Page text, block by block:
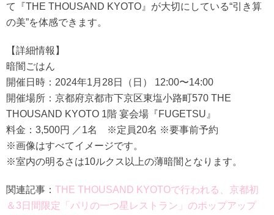
て『THE THOUSAND KYOTO』が大切にしている“引き算
の美”を体感できます。
【詳細情報】
暗闇ごはん
開催日時：2024年1月28日（日） 12:00〜14:00
開催場所：京都府京都市下京区東塩小路町570 THE
THOUSAND KYOTO 1階 宴会場『FUGETSU』
料金：3,500円 ／1名 ※定員20名 ※要事前予約
※画像はすべてイメージです。
※室内の明るさは10ルクス以上の薄暗闇となります。
関連記事： THE THOUSAND KYOTOで行われる、京都初
＆3日間限定「パリの一つ星レストラン」のポップアップ